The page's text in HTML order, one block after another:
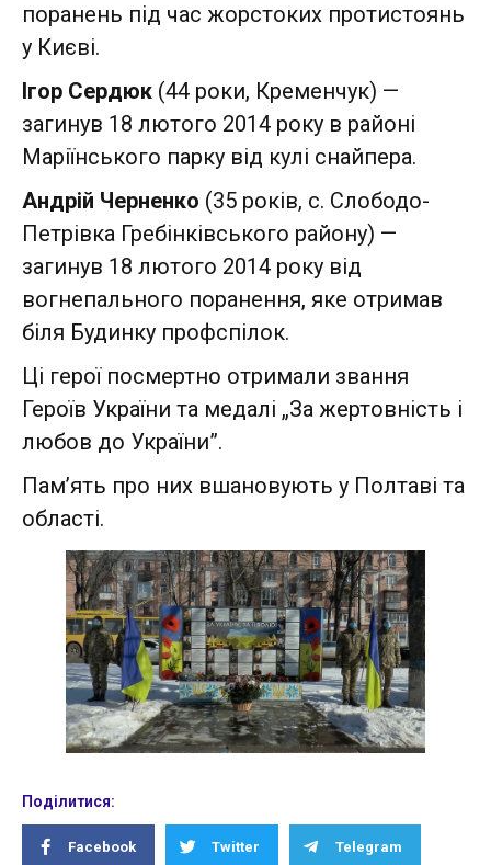
поранень під час жорстоких протистоянь
у Києві.
Ігор Сердюк (44 роки, Кременчук) —
загинув 18 лютого 2014 року в районі
Маріїнського парку від кулі снайпера.
Андрій Черненко (35 років, с. Слободо-
Петрівка Гребінківського району) —
загинув 18 лютого 2014 року від
вогнепального поранення, яке отримав
біля Будинку профспілок.
Ці герої посмертно отримали звання
Героїв України та медалі „За жертовність і
любов до України”.
Пам’ять про них вшановують у Полтаві та
області.
Поділитися:
Facebook Twitter Telegram